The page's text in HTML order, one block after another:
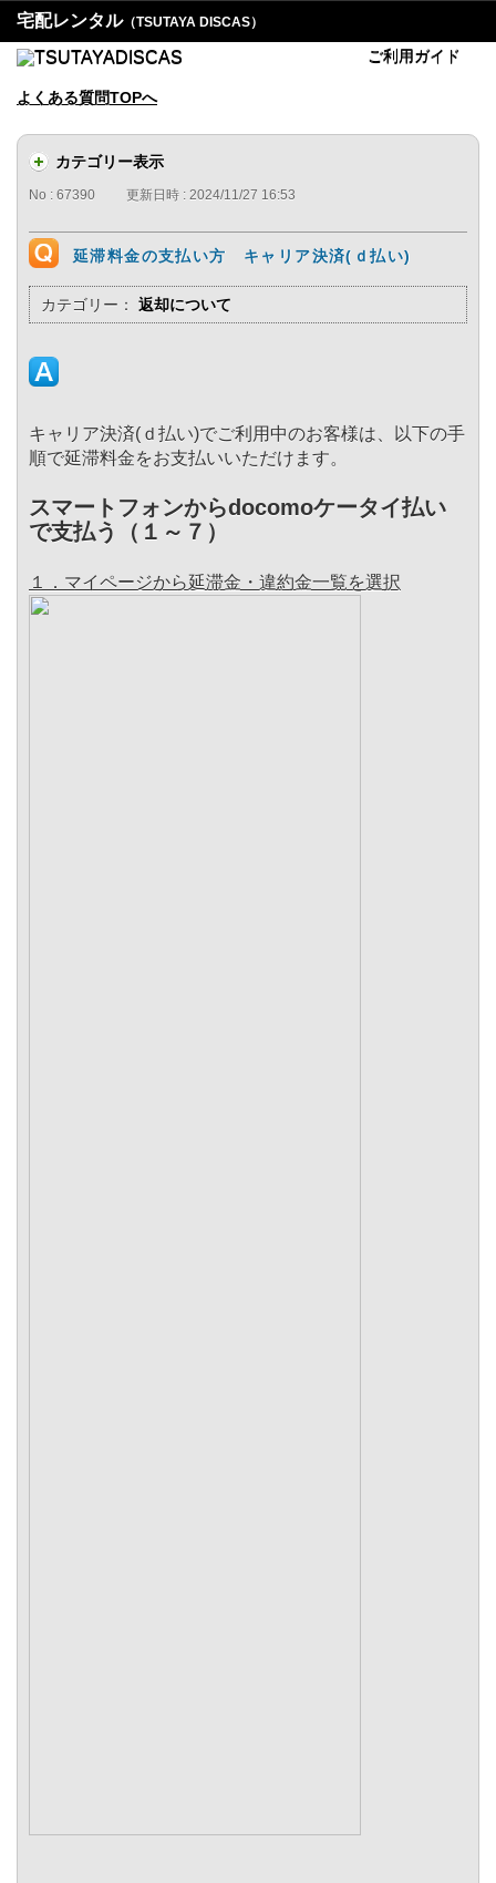
宅配レンタル（TSUTAYA DISCAS）
ご利用ガイド
よくある質問TOPへ
カテゴリー表示
No : 67390 更新日時 : 2024/11/27 16:53
延滞料金の支払い方 キャリア決済(ｄ払い)
カテゴリー： 返却について
キャリア決済(ｄ払い)でご利用中のお客様は、以下の手
順で延滞料金をお支払いいただけます。
スマートフォンからdocomoケータイ払い
で支払う（１～７）
１．マイページから延滞金・違約金一覧を選択